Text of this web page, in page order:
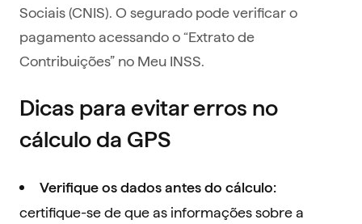
Sociais (CNIS). O segurado pode verificar o
pagamento acessando o “Extrato de
Contribuições” no Meu INSS.
Dicas para evitar erros no
cálculo da GPS
Verifique os dados antes do cálculo:
certifique-se de que as informações sobre a